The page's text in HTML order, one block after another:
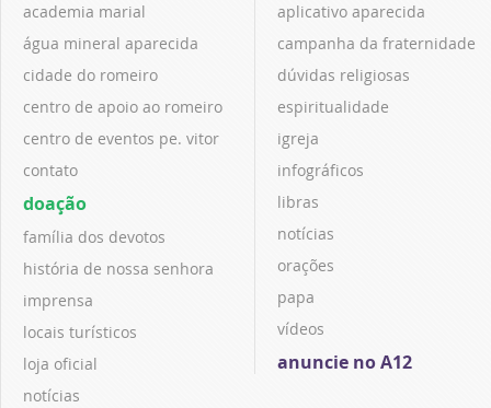
academia marial
água mineral aparecida
cidade do romeiro
centro de apoio ao romeiro
centro de eventos pe. vitor
contato
doação
família dos devotos
história de nossa senhora
imprensa
locais turísticos
loja oficial
notícias
aplicativo aparecida
campanha da fraternidade
dúvidas religiosas
espiritualidade
igreja
infográficos
libras
notícias
orações
papa
vídeos
anuncie no A12